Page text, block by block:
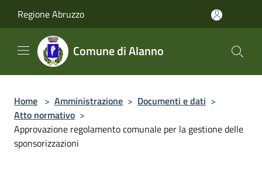
Regione Abruzzo
Comune di Alanno
Home > Amministrazione > Documenti e dati >
Atto normativo >
Approvazione regolamento comunale per la gestione delle
sponsorizzazioni